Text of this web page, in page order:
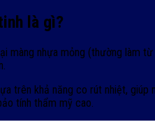
là gì?
màng nhựa mỏng (thường làm
trên khả năng co rút nhiệt,
tính thẩm mỹ cao.